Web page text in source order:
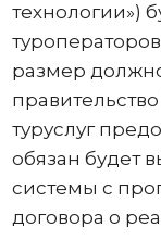
технологии»)
размер
туруслуг
обязан будет
системы с
договора о